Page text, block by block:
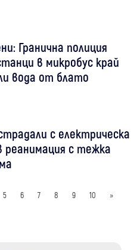
Гранична полиция
в микробус край
вода от блато
с електрическа
с тежка
5 6 7 8 9 10 »